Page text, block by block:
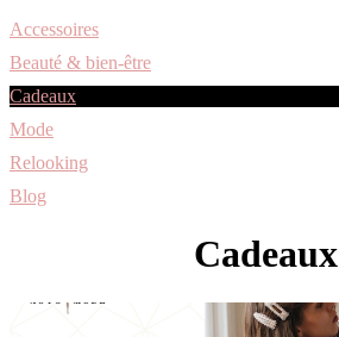
Accessoires
Beauté & bien-être
Cadeaux
Mode
Relooking
Blog
Cadeaux